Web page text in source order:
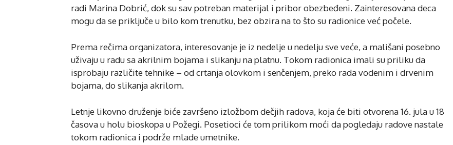
radi Marina Dobrić, dok su sav potreban materijal i pribor obezbeđeni. Zainteresovana deca
mogu da se priključe u bilo kom trenutku, bez obzira na to što su radionice već počele.
Prema rečima organizatora, interesovanje je iz nedelje u nedelju sve veće, a mališani posebno
uživaju u radu sa akrilnim bojama i slikanju na platnu. Tokom radionica imali su priliku da
isprobaju različite tehnike – od crtanja olovkom i senčenjem, preko rada vodenim i drvenim
bojama, do slikanja akrilom.
Letnje likovno druženje biće završeno izložbom dečjih radova, koja će biti otvorena 16. jula u 18
časova u holu bioskopa u Požegi. Posetioci će tom prilikom moći da pogledaju radove nastale
tokom radionica i podrže mlade umetnike.